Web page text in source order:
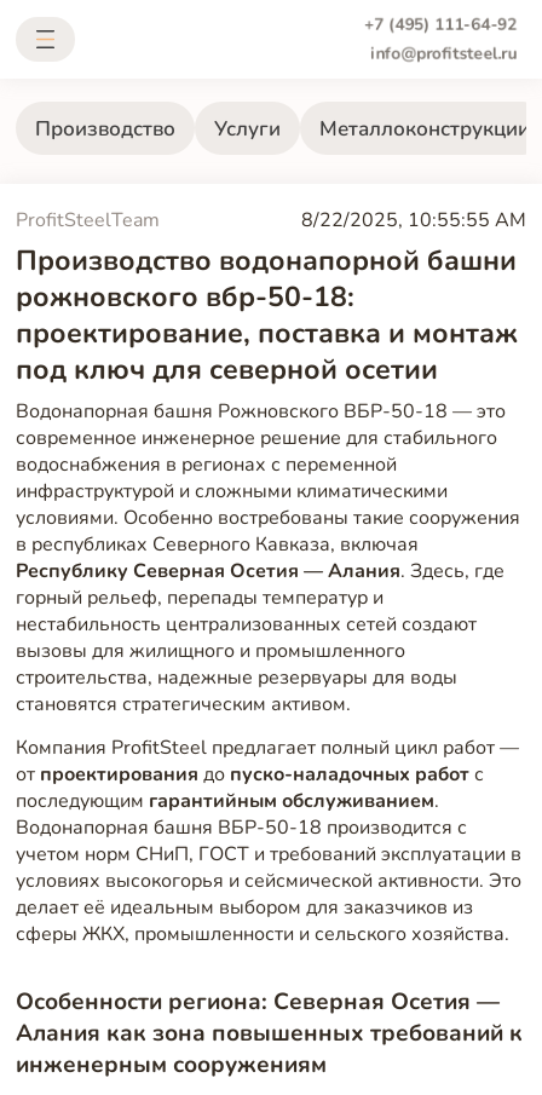
+7 (495) 111-64-92
info@profitsteel.ru
Производство Услуги Металлоконструкции
ProfitSteelTeam 8/22/2025, 10:55:55 AM
Производство водонапорной башни
рожновского вбр-50-18:
проектирование, поставка и монтаж
под ключ для северной осетии
Водонапорная башня Рожновского ВБР-50-18 — это
современное инженерное решение для стабильного
водоснабжения в регионах с переменной
инфраструктурой и сложными климатическими
условиями. Особенно востребованы такие сооружения
в республиках Северного Кавказа, включая
Республику Северная Осетия — Алания. Здесь, где
горный рельеф, перепады температур и
нестабильность централизованных сетей создают
вызовы для жилищного и промышленного
строительства, надежные резервуары для воды
становятся стратегическим активом.
Компания ProfitSteel предлагает полный цикл работ —
от проектирования до пуско-наладочных работс
последующим гарантийным обслуживанием.
Водонапорная башня ВБР-50-18 производится с
учетом норм СНиП, ГОСТ и требований эксплуатации в
условиях высокогорья и сейсмической активности. Это
делает её идеальным выбором для заказчиков из
сферы ЖКХ, промышленности и сельского хозяйства.
Особенности региона: Северная Осетия —
Алания как зона повышенных требований к
инженерным сооружениям